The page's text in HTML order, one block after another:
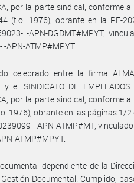
por la parte sindical, conforme a
(t.o. 1976), obrante en la RE-
-APN-DGDMT#MPYT,
APN-ATMP#MPYT.
celebrado entre la firma
el SINDICATO DE EMPLEADOS
por la parte sindical, conforme a
1976), obrante en las páginas 1/2
-APN-ATMP#MT,
ATMP#MPYT.
dependiente de la
Documental. Cumplido,